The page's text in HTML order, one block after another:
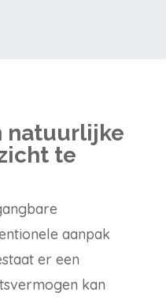
natuurlijke
te
aanpak
er een
kan